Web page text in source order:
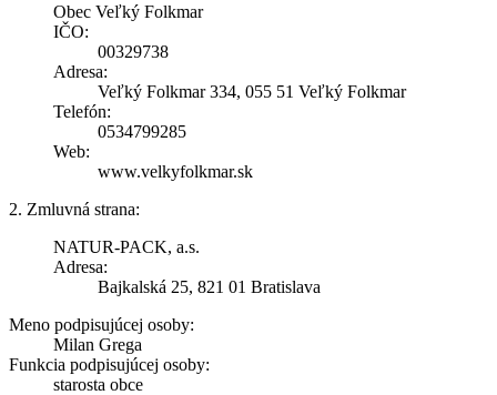
Obec Veľký Folkmar
IČO:
00329738
Adresa:
Veľký Folkmar 334, 055 51 Veľký Folkmar
Telefón:
0534799285
Web:
www.velkyfolkmar.sk
2. Zmluvná strana:
NATUR-PACK, a.s.
Adresa:
Bajkalská 25, 821 01 Bratislava
Meno podpisujúcej osoby:
Milan Grega
Funkcia podpisujúcej osoby:
starosta obce